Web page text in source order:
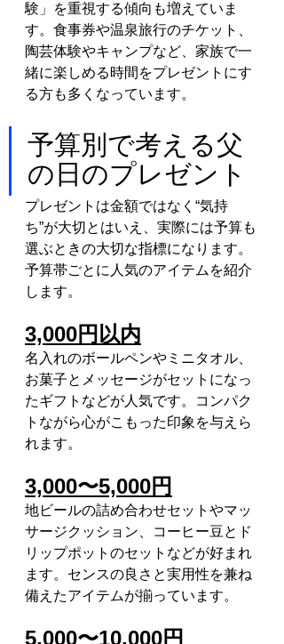
験」を重視する傾向も増えていま
す。食事券や温泉旅行のチケット、
陶芸体験やキャンプなど、家族で一
緒に楽しめる時間をプレゼントにす
る方も多くなっています。
予算別で考える父
の日のプレゼント
プレゼントは金額ではなく“気持
ち”が大切とはいえ、実際には予算も
選ぶときの大切な指標になります。
予算帯ごとに人気のアイテムを紹介
します。
3,000円以内
名入れのボールペンやミニタオル、
お菓子とメッセージがセットになっ
たギフトなどが人気です。コンパク
トながら心がこもった印象を与えら
れます。
3,000〜5,000円
地ビールの詰め合わせセットやマッ
サージクッション、コーヒー豆とド
リップポットのセットなどが好まれ
ます。センスの良さと実用性を兼ね
備えたアイテムが揃っています。
5,000〜10,000円